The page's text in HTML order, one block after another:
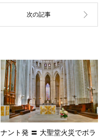
ナント発 〓 大聖堂火災でボラ